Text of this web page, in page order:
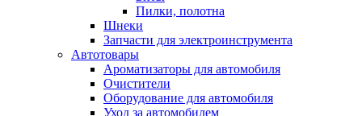
Пилки, полотна
Шнеки
Запчасти для электроинструмента
Автотовары
Ароматизаторы для автомобиля
Очистители
Оборудование для автомобиля
Уход за автомобилем